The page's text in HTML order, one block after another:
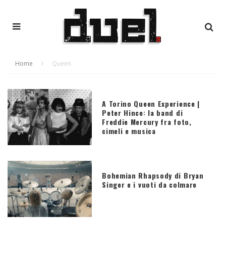
Home Queen
A Torino Queen Experience |
Peter Hince: la band di
Freddie Mercury fra foto,
cimeli e musica
Bohemian Rhapsody di Bryan
Singer e i vuoti da colmare